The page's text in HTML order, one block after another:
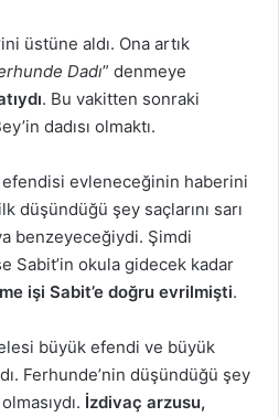
üstüne aldı. Ona artık
Dadı” denmeye
. Bu vakitten sonraki
dadısı olmaktı.
evleneceğinin haberini
düşündüğü şey saçlarını sarı
benzeyeceğiydi. Şimdi
Sabit’in okula gidecek kadar
işi Sabit’e doğru evrilmişti.
büyük efendi ve büyük
Ferhunde’nin düşündüğü şey
İzdivaç arzusu,